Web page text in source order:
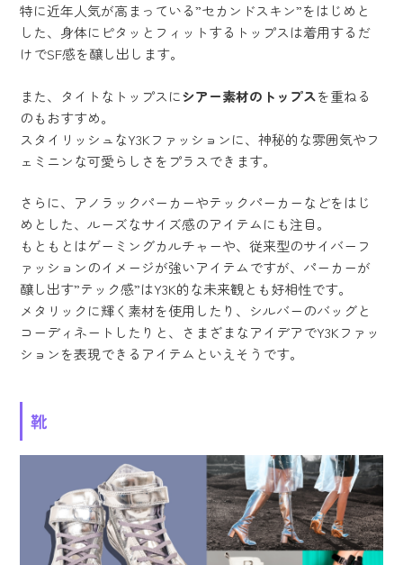
特に近年人気が高まっている”セカンドスキン”をはじめと
した、身体にピタッとフィットするトップスは着用するだ
けでSF感を醸し出します。
また、タイトなトップスにシアー素材のトップスを重ねる
のもおすすめ。
スタイリッシュなY3Kファッションに、神秘的な雰囲気やフ
ェミニンな可愛らしさをプラスできます。
さらに、アノラックパーカーやテックパーカーなどをはじ
めとした、ルーズなサイズ感のアイテムにも注目。
もともとはゲーミングカルチャーや、従来型のサイバーフ
ァッションのイメージが強いアイテムですが、パーカーが
醸し出す”テック感”はY3K的な未来観とも好相性です。
メタリックに輝く素材を使用したり、シルバーのバッグと
コーディネートしたりと、さまざまなアイデアでY3Kファッ
ションを表現できるアイテムといえそうです。
靴